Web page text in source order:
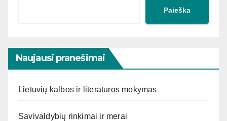
Paieška
Naujausi pranešimai
Lietuvių kalbos ir literatūros mokymas
Savivaldybių rinkimai ir merai